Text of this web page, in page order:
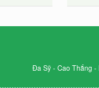
Đa Sỹ - Cao Thắng